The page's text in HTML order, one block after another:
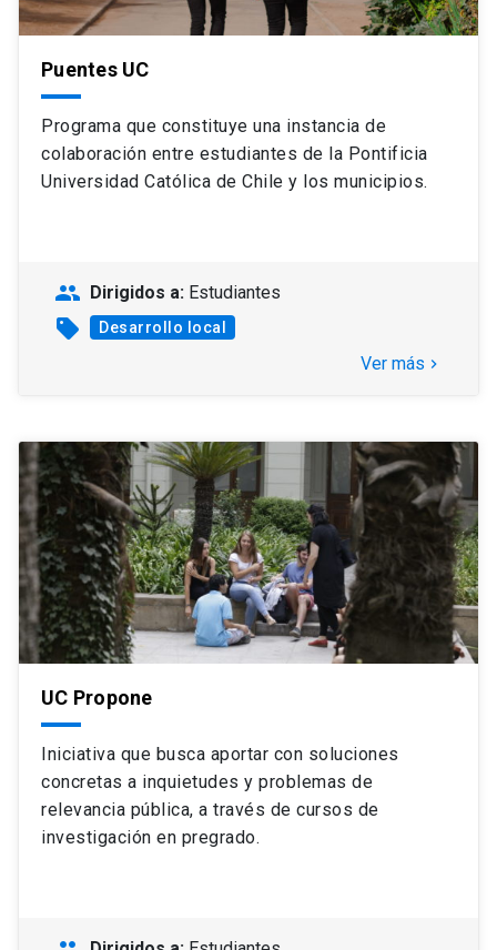
Puentes UC
Programa que constituye una instancia de
colaboración entre estudiantes de la Pontificia
Universidad Católica de Chile y los municipios.
people Dirigidos a: Estudiantes
sell Desarrollo local
Ver más keyboard_arrow_right
UC Propone
Iniciativa que busca aportar con soluciones
concretas a inquietudes y problemas de
relevancia pública, a través de cursos de
investigación en pregrado.